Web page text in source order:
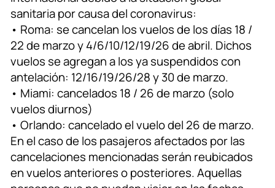
sanitaria por causa del coronavirus:
• Roma: se cancelan los vuelos de los días 18 /
22 de marzo y 4/6/10/12/19/26 de abril. Dichos
vuelos se agregan a los ya suspendidos con
antelación: 12/16/19/26/28 y 30 de marzo.
• Miami: cancelados 18 / 26 de marzo (solo
vuelos diurnos)
• Orlando: cancelado el vuelo del 26 de marzo.
En el caso de los pasajeros afectados por las
cancelaciones mencionadas serán reubicados
en vuelos anteriores o posteriores. Aquellas